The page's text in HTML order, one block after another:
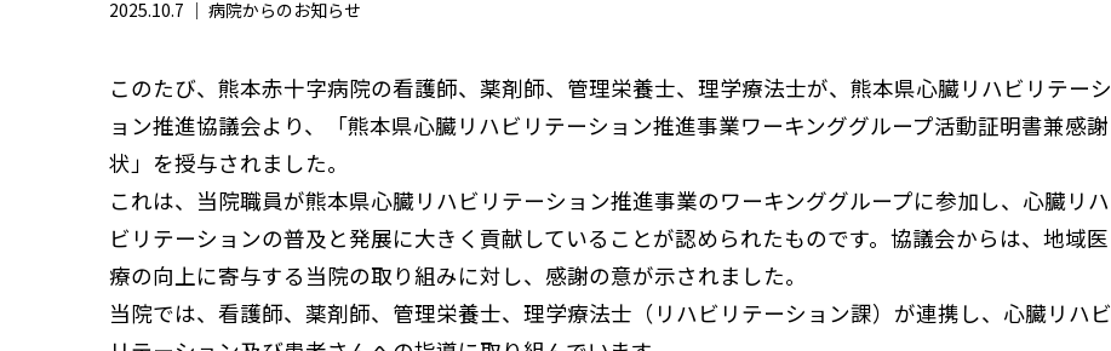
2025.10.7 ｜ 病院からのお知らせ
このたび、熊本赤十字病院の看護師、薬剤師、管理栄養士、理学療法士が、熊本県心臓リハビリテーシ
ョン推進協議会より、「熊本県心臓リハビリテーション推進事業ワーキンググループ活動証明書兼感謝
状」を授与されました。
これは、当院職員が熊本県心臓リハビリテーション推進事業のワーキンググループに参加し、心臓リハ
ビリテーションの普及と発展に大きく貢献していることが認められたものです。協議会からは、地域医
療の向上に寄与する当院の取り組みに対し、感謝の意が示されました。
当院では、看護師、薬剤師、管理栄養士、理学療法士（リハビリテーション課）が連携し、心臓リハビ